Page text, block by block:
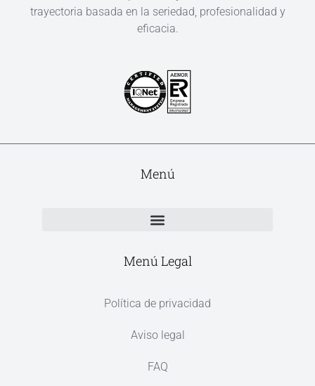
trayectoria basada en la seriedad, profesionalidad y
eficacia.
Menú
Menú Legal
Política de privacidad
Aviso legal
FAQ